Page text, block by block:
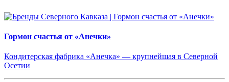
Гормон счастья от «Анечки»
Кондитерская фабрика «Анечка» — крупнейшая в Северной
Осетии